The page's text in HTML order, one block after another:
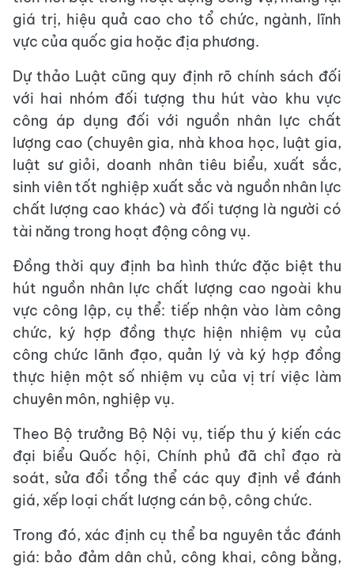
giá trị, hiệu quả cao cho tổ chức, ngành, lĩnh
vực của quốc gia hoặc địa phương.
Dự thảo Luật cũng quy định rõ chính sách đối
với hai nhóm đối tượng thu hút vào khu vực
công áp dụng đối với nguồn nhân lực chất
lượng cao (chuyên gia, nhà khoa học, luật gia,
luật sư giỏi, doanh nhân tiêu biểu, xuất sắc,
sinh viên tốt nghiệp xuất sắc và nguồn nhân lực
chất lượng cao khác) và đối tượng là người có
tài năng trong hoạt động công vụ.
Đồng thời quy định ba hình thức đặc biệt thu
hút nguồn nhân lực chất lượng cao ngoài khu
vực công lập, cụ thể: tiếp nhận vào làm công
chức, ký hợp đồng thực hiện nhiệm vụ của
công chức lãnh đạo, quản lý và ký hợp đồng
thực hiện một số nhiệm vụ của vị trí việc làm
chuyên môn, nghiệp vụ.
Theo Bộ trưởng Bộ Nội vụ, tiếp thu ý kiến các
đại biểu Quốc hội, Chính phủ đã chỉ đạo rà
soát, sửa đổi tổng thể các quy định về đánh
giá, xếp loại chất lượng cán bộ, công chức.
Trong đó, xác định cụ thể ba nguyên tắc đánh
giá: bảo đảm dân chủ, công khai, công bằng,